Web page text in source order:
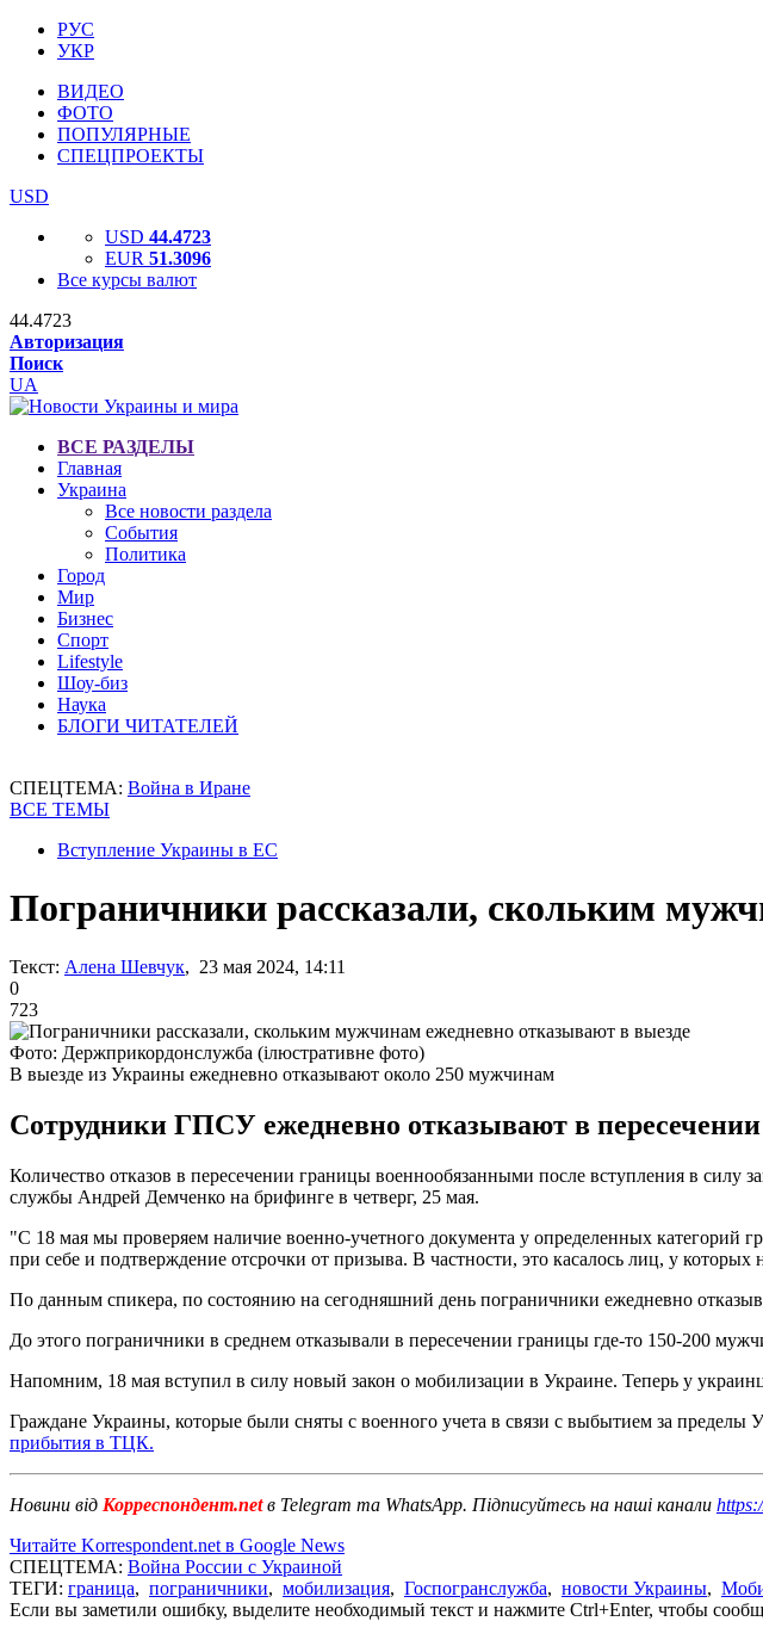
РУС
УКР
ВИДЕО
ФОТО
ПОПУЛЯРНЫЕ
СПЕЦПРОЕКТЫ
USD
USD 44.4723
EUR 51.3096
Все курсы валют
44.4723
Авторизация
Поиск
UA
ВСЕ РАЗДЕЛЫ
Главная
Украина
Все новости раздела
События
Политика
Город
Мир
Бизнес
Спорт
Lifestyle
Шоу-биз
Наука
БЛОГИ ЧИТАТЕЛЕЙ
СПЕЦТЕМА: Война в Иране
ВСЕ ТЕМЫ
Вступление Украины в ЕС
Пограничники рассказали, скольким
Текст: Алена Шевчук, 23 мая 2024, 14:11
0
723
Фото: Держприкордонслужба (ілюстративне фото)
В выезде из Украины ежедневно отказывают около 250 мужчинам
Сотрудники ГПСУ ежедневно отказывают в
Количество отказов в пересечении границы военнообязанными после вступления в силу
службы Андрей Демченко на брифинге в четверг, 25 мая.
"С 18 мая мы проверяем наличие военно-учетного документа у определенных категорий
при себе и подтверждение отсрочки от призыва. В частности, это касалось лиц, у которых
По данным спикера, по состоянию на сегодняшний день пограничники ежедневно
До этого пограничники в среднем отказывали в пересечении границы где-то 150-200
Напомним, 18 мая вступил в силу новый закон о мобилизации в Украине. Теперь у
Граждане Украины, которые были сняты с военного учета в связи с выбытием за пределы
прибытия в ТЦК.
Новини від Корреспондент.netв Telegram та WhatsApp. Підписуйтесь на наші канали
Читайте Korrespondent.net в Google News
СПЕЦТЕМА: Война России с Украиной
ТЕГИ: граница, пограничники, мобилизация, Госпогранслужба, новости Украины,
Если вы заметили ошибку, выделите необходимый текст и нажмите Ctrl+Enter, чтобы